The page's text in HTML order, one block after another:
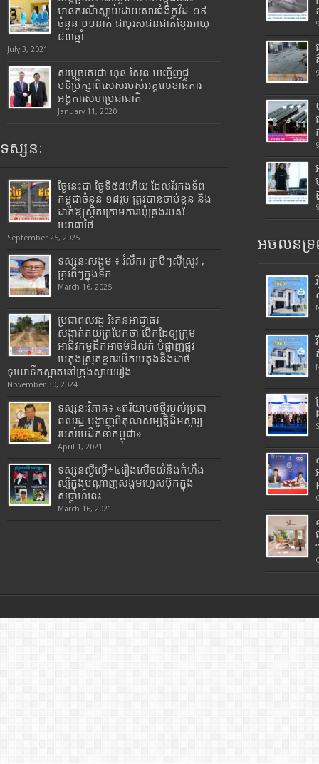
មានករណីស្លាប់ដោយសារជំងឺកូវីដ-១៩
ចំនួន ០១នាក់ ជាបុរសជនជាតិខ្មែរអាយុ
៨៣ឆ្នាំ
July 3, 2021
សម្តេចតេជោ ហ៊ុន សែន អញ្ជើញជួ
បទីប្រឹក្សាពិសេសរបស់អគ្គលេខាធិការ
អង្គការសហប្រជាជាតិ
January 11, 2020
ទស្សនៈ
ថ្ងៃនេះជា ថ្ងៃទី៥៨ហើយ ដែលវីរកងទ័ព
កម្ពុជាចំនួន ១៨រូប ត្រូវបានចាប់ខ្លួន និង
ដាក់ឱ្យស្ថិតក្រោមការឃុំគ្រងរបស់
យោធាថៃ
September 25, 2025
ទស្សនៈសង្គម ៖ រំលឹក! ក្របីៗស៊ីស្រូវ ,
ក្រពើៗក្នុងទឹក
March 16, 2025
ប្រជាពលរដ្ឋ រិះគន់អាជ្ញាធរ
សង្កាត់គយត្របែកថា បើកដៃឲ្យក្រុម
អាជីវកម្មដឹកអាចម៍ដីលក់ បំផ្លាញផ្លូវ
បេតុងស្រុតខូចរបើកបេតុងនិងដាច់
ទុយោទឹកស្អាតនៅក្រុងស្វាយរៀង
November 30, 2024
ទស្សនៈវិភាគ៖ «ឥរិយាបថថ្មីរបស់ប្រជា
ពលរដ្ឋ បង្ហាញពីគុណសម្បត្តិដ៏អស្ចារ្យ
របស់មេដឹកនាំកម្ពុជា»
April 1, 2021
ទស្សនល្ងីល្ងើ÷៤រឿងសើចយំនិងកំហឹង
ល្បីក្នុងបណ្តាញសង្គមហ្វេសប៊ុកក្នុង
សប្តាហ៍នេះ
March 16, 2021
អចលនទ្រ